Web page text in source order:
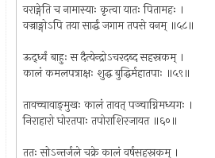
वराङ्गेति च नामास्याः कृत्वा यातः पितामहः ।
वज्राङ्गोऽपि तया सार्द्धं जगाम तपसे वनम् ॥५८॥
ऊद्‌र्ध्वं बाहुः स दैत्येन्द्रोऽचरदब्द सहस्रकम् ।
कालं कमलपत्राक्षः शुद्ध बुद्धिर्महातपाः ॥५९॥
तावच्चावाङ्‌मुखः कालं तावत् पञ्चाग्निमध्यगः ।
निराहारो घोरतपाः तपोराशिरजायत ॥६०॥
ततः सोऽन्तर्जले चक्रे कालं वर्षसहस्रकम् ।